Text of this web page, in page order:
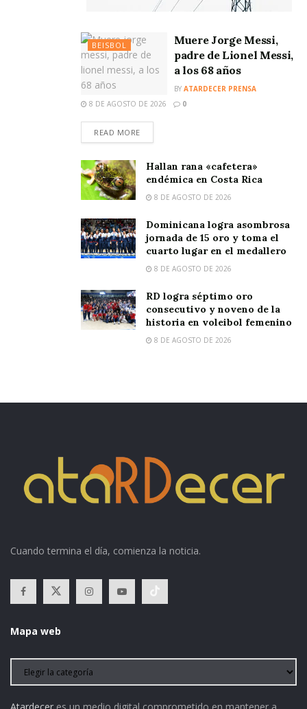
BEISBOL
Muere Jorge Messi,
padre de Lionel Messi,
a los 68 años
BY ATARDECER PRENSA
8 DE AGOSTO DE 2026
0
READ MORE
Hallan rana «cafetera»
endémica en Costa Rica
8 DE AGOSTO DE 2026
Dominicana logra asombrosa
jornada de 15 oro y toma el
cuarto lugar en el medallero
8 DE AGOSTO DE 2026
RD logra séptimo oro
consecutivo y noveno de la
historia en voleibol femenino
8 DE AGOSTO DE 2026
Cuando termina el día, comienza la noticia.
Mapa web